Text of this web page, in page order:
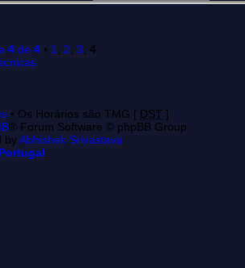
4 de 4 • 1 2 3 4
• Os Horários são TMG [ DST ]
® Forum Software © phpBB Group
byAbhishek Srivastava